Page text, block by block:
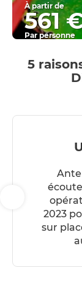
À partir de
561
Par personne
5
2023
sur